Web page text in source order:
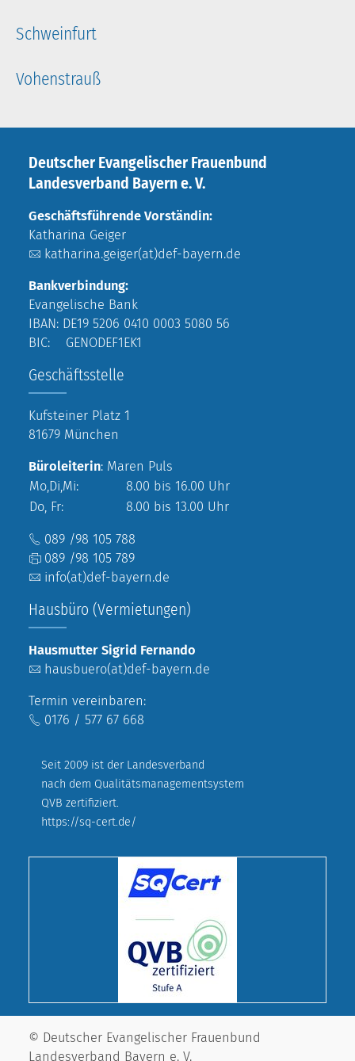
Schweinfurt
Vohenstrauß
Deutscher Evangelischer Frauenbund
Landesverband Bayern e. V.
Geschäftsführende Vorständin:
Katharina Geiger
katharina.geiger(at)def-bayern.de
Bankverbindung:
Evangelische Bank
IBAN: DE19 5206 0410 0003 5080 56
BIC: GENODEF1EK1
Geschäftsstelle
Kufsteiner Platz 1
81679 München
Büroleiterin: Maren Puls
Mo,Di,Mi:
8.00 bis 16.00 Uhr
Do, Fr:
8.00 bis 13.00 Uhr
089 /98 105 788
089 /98 105 789
info(at)def-bayern.de
Hausbüro (Vermietungen)
Hausmutter Sigrid Fernando
hausbuero(at)def-bayern.de
Termin vereinbaren:
0176 / 577 67 668
Seit 2009 ist der Landesverband
nach dem Qualitätsmanagementsystem
QVB zertifiziert.
https://sq-cert.de/
© Deutscher Evangelischer Frauenbund
Landesverband Bayern e. V.